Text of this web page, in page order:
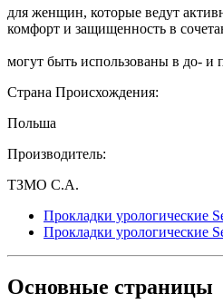
для женщин, которые ведут
комфорт и защищенность в
могут быть использованы в до- и
Страна Происхождения:
Польша
Производитель:
ТЗМО С.А.
Прокладки урологические
Прокладки урологические
Основные страницы